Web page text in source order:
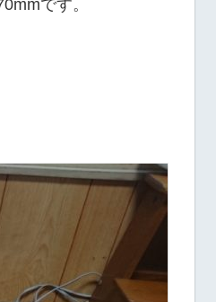
です。